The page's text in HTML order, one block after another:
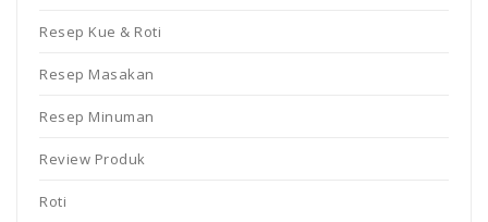
Resep Kue & Roti
Resep Masakan
Resep Minuman
Review Produk
Roti